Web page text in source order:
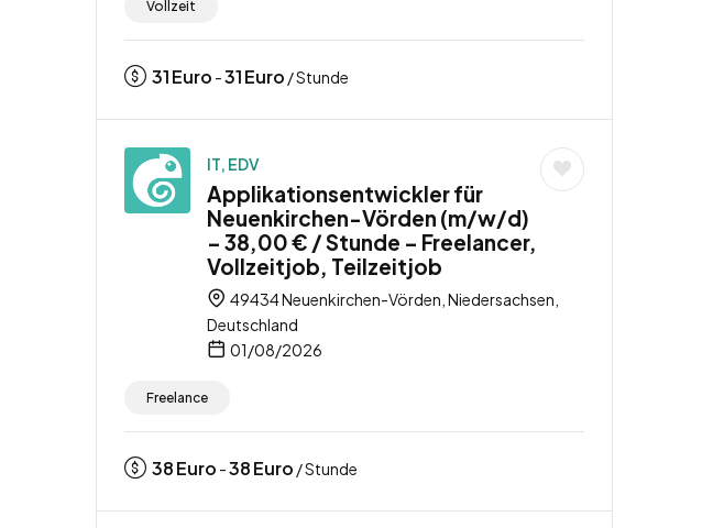
Vollzeit
31Euro -31Euro / Stunde
IT, EDV
Applikationsentwickler für
Neuenkirchen-Vörden (m/w/d)
– 38,00 € / Stunde – Freelancer,
Vollzeitjob, Teilzeitjob
49434 Neuenkirchen-Vörden, Niedersachsen,
Deutschland
01/08/2026
Freelance
38Euro -38Euro / Stunde